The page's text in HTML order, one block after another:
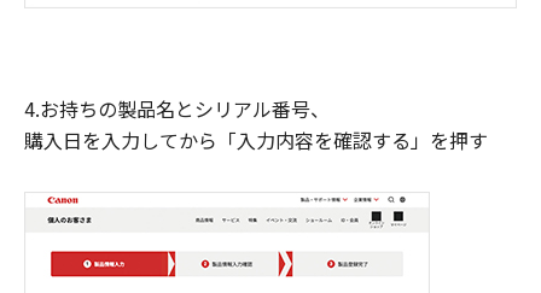
4.お持ちの製品名とシリアル番号、
購入日を入力してから「入力内容を確認する」を押す